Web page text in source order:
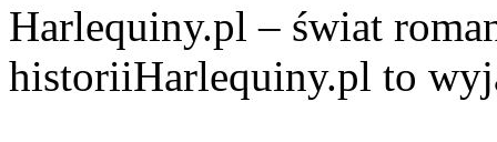
Harlequiny.pl – świat
historiiHarlequiny.pl to